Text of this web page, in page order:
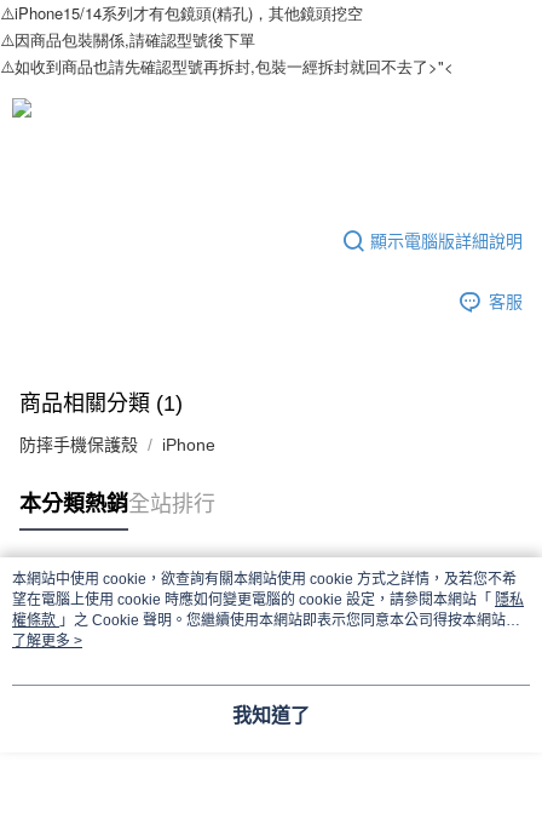
⚠️iPhone15/14系列才有包鏡頭(精孔)，其他鏡頭挖空
⚠️因商品包裝關係,請確認型號後下單
⚠️如收到商品也請先確認型號再拆封,包裝一經拆封就回不去了>"<
顯示電腦版詳細說明
客服
商品相關分類 (1)
防摔手機保護殼 iPhone
本分類熱銷全站排行
熱門標籤
本網站中使用 cookie，欲查詢有關本網站使用 cookie 方式之詳情，及若您不希
望在電腦上使用 cookie 時應如何變更電腦的 cookie 設定，請參閱本網站「 隱私
權條款 」之 Cookie 聲明。您繼續使用本網站即表示您同意本公司得按本網站使
用條款之 Cookie 聲明使用 cookie。
了解更多 >
我知道了